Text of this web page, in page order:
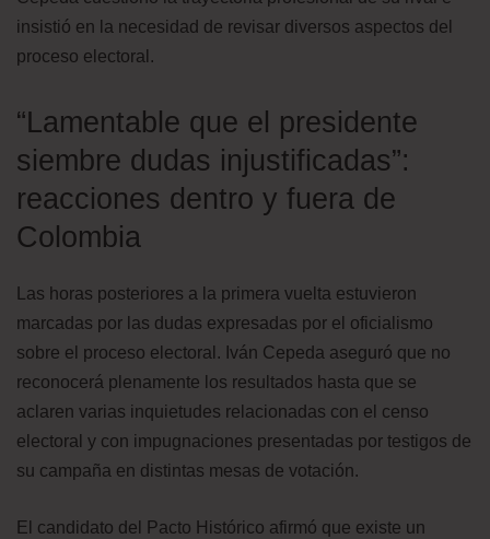
insistió en la necesidad de revisar diversos aspectos del
proceso electoral.
“Lamentable que el presidente
siembre dudas injustificadas”:
reacciones dentro y fuera de
Colombia
Las horas posteriores a la primera vuelta estuvieron
marcadas por las dudas expresadas por el oficialismo
sobre el proceso electoral. Iván Cepeda aseguró que no
reconocerá plenamente los resultados hasta que se
aclaren varias inquietudes relacionadas con el censo
electoral y con impugnaciones presentadas por testigos de
su campaña en distintas mesas de votación.
El candidato del Pacto Histórico afirmó que existe un